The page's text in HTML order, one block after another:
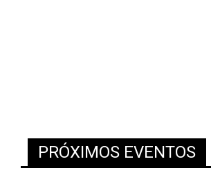
PRÓXIMOS EVENTOS